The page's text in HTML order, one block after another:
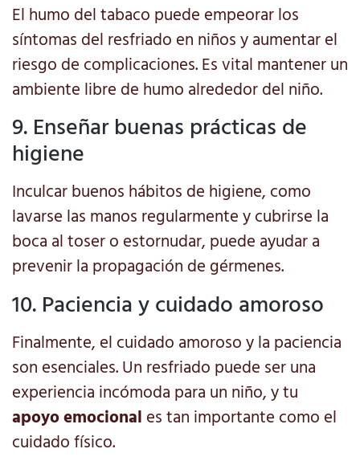
El humo del tabaco puede empeorar los
síntomas del resfriado en niños y aumentar el
riesgo de complicaciones. Es vital mantener un
ambiente libre de humo alrededor del niño.
9. Enseñar buenas prácticas de
higiene
Inculcar buenos hábitos de higiene, como
lavarse las manos regularmente y cubrirse la
boca al toser o estornudar, puede ayudar a
prevenir la propagación de gérmenes.
10. Paciencia y cuidado amoroso
Finalmente, el cuidado amoroso y la paciencia
son esenciales. Un resfriado puede ser una
experiencia incómoda para un niño, y tu
apoyo emocional es tan importante como el
cuidado físico.